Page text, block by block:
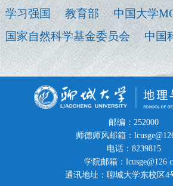
学习强国
教育部
中国大学
国家自然科学基金委员会
中国
邮编：252000
师德师风邮箱：
电话：8239815
学院邮箱：
通讯地址：聊城大学东校区4